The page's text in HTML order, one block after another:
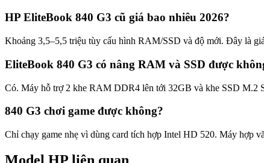
HP EliteBook 840 G3 cũ giá bao nhiêu 2026?
Khoảng 3,5–5,5 triệu tùy cấu hình RAM/SSD và độ mới. Đây là
EliteBook 840 G3 có nâng RAM và SSD được
Có. Máy hỗ trợ 2 khe RAM DDR4 lên tới 32GB và khe SSD M.2
840 G3 chơi game được không?
Chỉ chạy game nhẹ vì dùng card tích hợp Intel HD 520. Máy hợp